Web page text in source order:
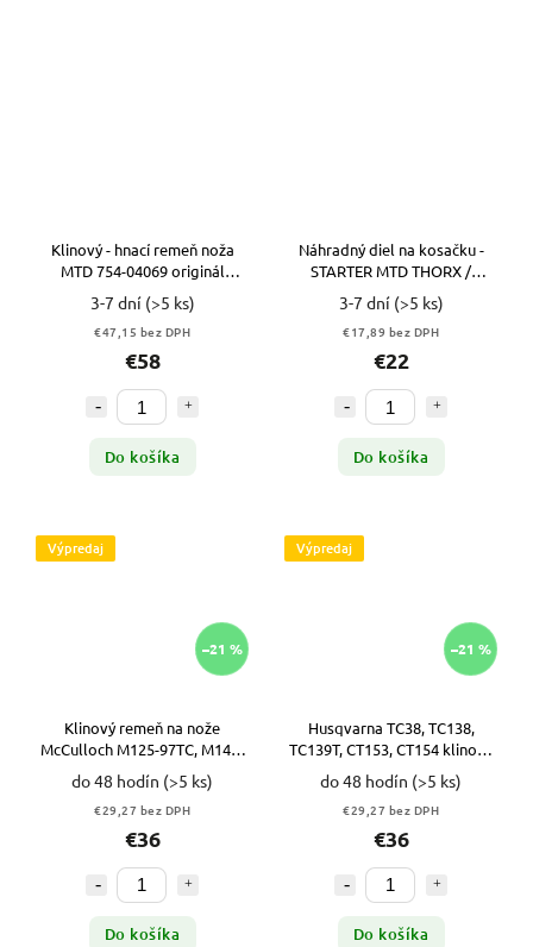
Klinový - hnací remeň noža
MTD 754-04069 originál
15,8x2667
3-7 dní (>5 ks)
€47,15 bez DPH
€58
Do košíka
Náhradný diel na kosačku -
STARTER MTD THORX /
BOLENS 40 46 51 395 PO SPO
3-7 dní (>5 ks)
€17,89 bez DPH
€22
Do košíka
Výpredaj
–21 %
Klinový remeň na nože
McCulloch M125-97TC, M145-
97TC; Jonsered LT2217CMA
439726 VYPR
do 48 hodín (>5 ks)
€29,27 bez DPH
€36
Do košíka
Výpredaj
–21 %
Husqvarna TC38, TC138,
TC139T, CT153, CT154 klinový
remeň 439726
do 48 hodín (>5 ks)
€29,27 bez DPH
€36
Do košíka